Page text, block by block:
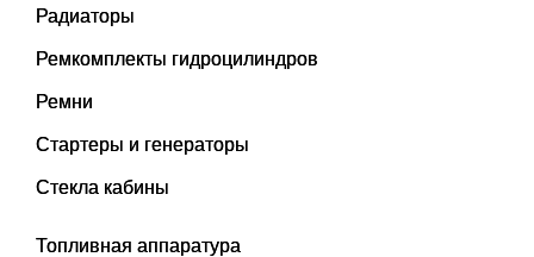
Радиаторы
Ремкомплекты гидроцилиндров
Ремни
Стартеры и генераторы
Стекла кабины
Топливная аппаратура